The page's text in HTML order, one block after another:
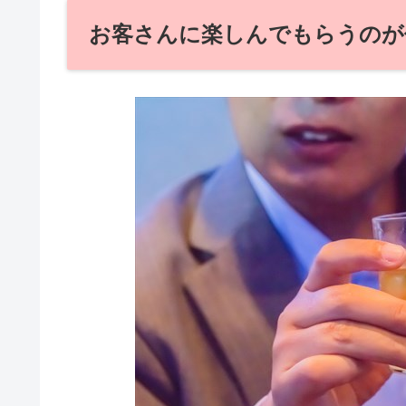
お客さんに楽しんでもらうの